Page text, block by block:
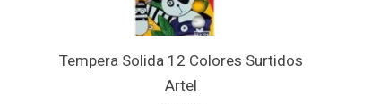
Tempera Solida 12 Colores Surtidos
Artel